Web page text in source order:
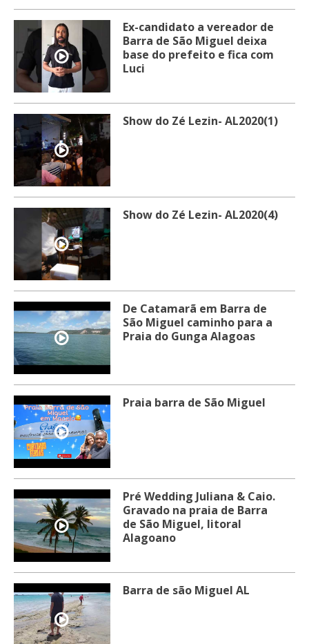
Ex-candidato a vereador de
Barra de São Miguel deixa
base do prefeito e fica com
Luci
Show do Zé Lezin- AL2020(1)
Show do Zé Lezin- AL2020(4)
De Catamarã em Barra de
São Miguel caminho para a
Praia do Gunga Alagoas
Praia barra de São Miguel
Pré Wedding Juliana & Caio.
Gravado na praia de Barra
de São Miguel, litoral
Alagoano
Barra de são Miguel AL